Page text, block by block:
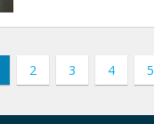
2 3 4 5